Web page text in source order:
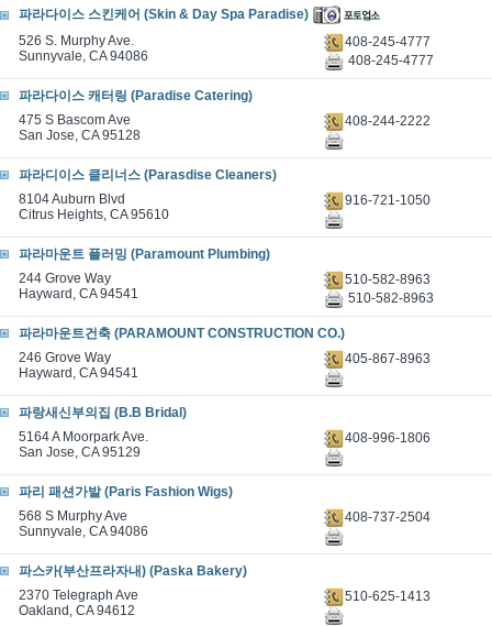
파라다이스 스킨케어 (Skin & Day Spa Paradise)
526 S. Murphy Ave.
Sunnyvale, CA 94086
408-245-4777
408-245-4777
파라다이스 캐터링 (Paradise Catering)
475 S Bascom Ave
San Jose, CA 95128
408-244-2222
파라디이스 클리너스 (Parasdise Cleaners)
8104 Auburn Blvd
Citrus Heights, CA 95610
916-721-1050
파라마운트 플러밍 (Paramount Plumbing)
244 Grove Way
Hayward, CA 94541
510-582-8963
510-582-8963
파라마운트건축 (PARAMOUNT CONSTRUCTION CO.)
246 Grove Way
Hayward, CA 94541
405-867-8963
파랑새신부의집 (B.B Bridal)
5164 A Moorpark Ave.
San Jose, CA 95129
408-996-1806
파리 패션가발 (Paris Fashion Wigs)
568 S Murphy Ave
Sunnyvale, CA 94086
408-737-2504
파스카(부산프라자내) (Paska Bakery)
2370 Telegraph Ave
Oakland, CA 94612
510-625-1413